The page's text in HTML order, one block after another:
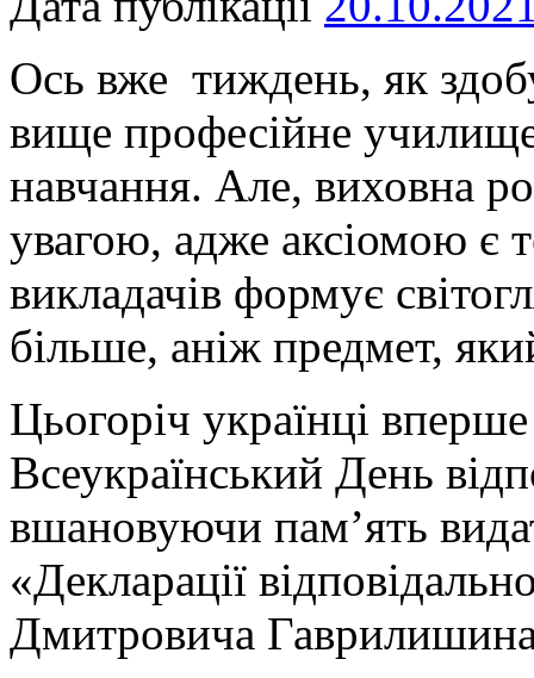
Ось вже тиждень, як
вище професійне
навчання. Але, виховна
увагою, адже аксіомою є
викладачів формує
більше, аніж предмет,
Цьогоріч українці
Всеукраїнський День
вшановуючи пам’ять
«Декларації
Дмитровича